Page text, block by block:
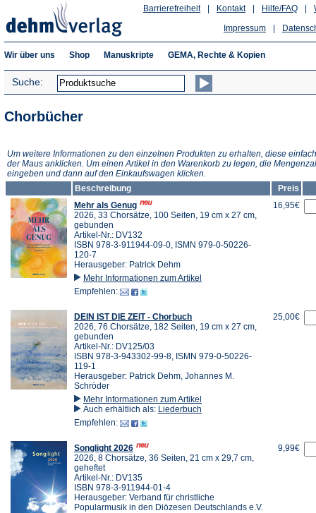
Hilfe/FAQ
Kontakt
Barrierefreiheit
Impressum
Wir über uns Shop Manuskripte GEMA, Rechte & Kopien
Suche:
Chorbücher
Um weitere Informationen zu den einzelnen Produkten zu erhalten, diese
der Maus anklicken. Um einen Artikel in den Warenkorb zu legen, die
eingeben und dann auf den Einkaufswagen klicken.
Beschreibung
Preis
Mehr als Genug
2026, 33 Chorsätze, 100 Seiten, 19 cm x 27 cm,
gebunden
Artikel-Nr.: DV132
ISBN 978-3-911944-09-0, ISMN 979-0-50226-
120-7
Herausgeber: Patrick Dehm
Mehr Informationen zum Artikel
Empfehlen:
16,95€
DEIN IST DIE ZEIT - Chorbuch
2026, 76 Chorsätze, 182 Seiten, 19 cm x 27 cm,
gebunden
Artikel-Nr.: DV125/03
ISBN 978-3-943302-99-8, ISMN 979-0-50226-
119-1
Herausgeber: Patrick Dehm, Johannes M.
Schröder
Mehr Informationen zum Artikel
Auch erhältlich als: Liederbuch
Empfehlen:
25,00€
Songlight 2026
2026, 8 Chorsätze, 36 Seiten, 21 cm x 29,7 cm,
geheftet
Artikel-Nr.: DV135
ISBN 978-3-911944-01-4
Herausgeber: Verband für christliche
Popularmusik in den Diözesen Deutschlands e.V.
9,99€